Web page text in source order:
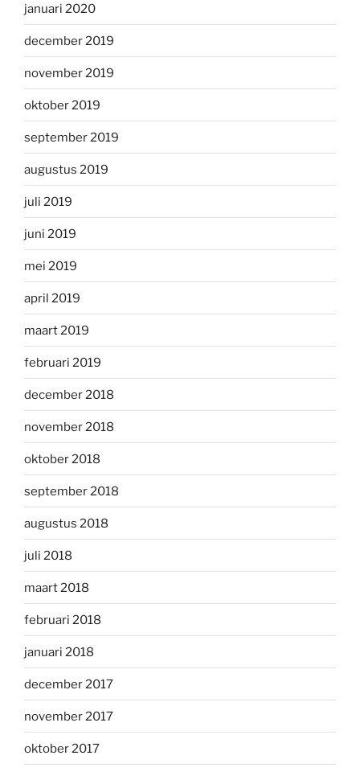
januari 2020
december 2019
november 2019
oktober 2019
september 2019
augustus 2019
juli 2019
juni 2019
mei 2019
april 2019
maart 2019
februari 2019
december 2018
november 2018
oktober 2018
september 2018
augustus 2018
juli 2018
maart 2018
februari 2018
januari 2018
december 2017
november 2017
oktober 2017